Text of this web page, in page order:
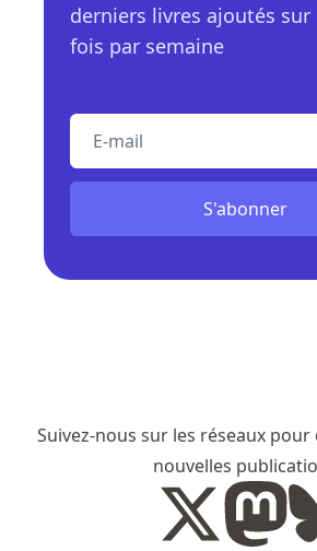
derniers livres ajoutés
fois par semaine
S'abonner
Suivez-nous sur les réseaux
nouvelles